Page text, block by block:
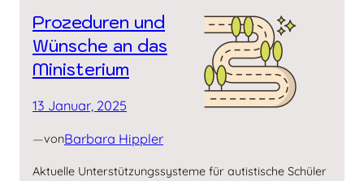
Prozeduren und
Wünsche an das
Ministerium
13 Januar, 2025
—vonBarbara Hippler
Aktuelle Unterstützungssysteme für autistische Schüler